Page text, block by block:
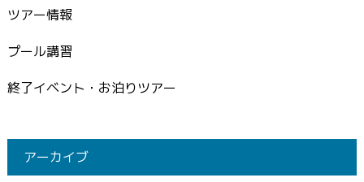
ツアー情報
プール講習
終了イベント・お泊りツアー
アーカイブ